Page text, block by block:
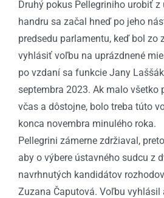
Druhý pokus Pellegriniho urobiť z
handru sa začal hneď po jeho
predsedu parlamentu, keď bol zo
vyhlásiť voľbu na uprázdnené
po vzdaní sa funkcie Jany
septembra 2023. Ak malo všetko
včas a dôstojne, bolo treba túto
konca novembra minulého roka.
Pellegrini zámerne zdržiaval,
aby o výbere ústavného sudcu z
navrhnutých kandidátov
Zuzana Čaputová. Voľbu vyhlásil